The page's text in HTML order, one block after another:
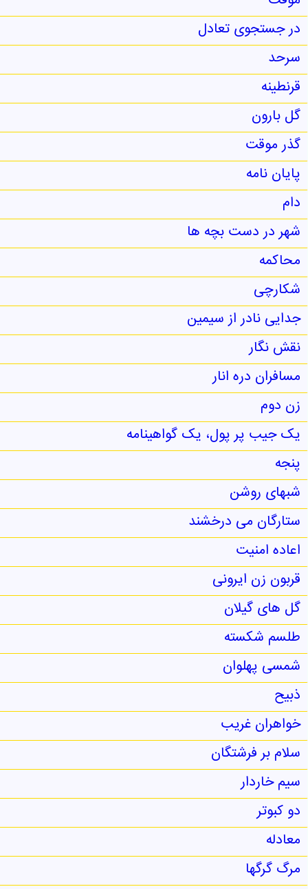
در جستجوی تعادل
سرحد
قرنطینه
گل بارون
گذر موقت
پایان نامه
دام
شهر در دست بچه ها
محاکمه
شکارچی
جدایی نادر از سیمین
نقش نگار
مسافران دره انار
زن دوم
یک جیب پر پول، یک گواهینامه
پنجه
شبهای روشن
ستارگان می درخشند
اعاده امنیت
قربون زن ایرونی
گل های گیلان
طلسم شکسته
شمسی پهلوان
ذبیح
خواهران غریب
سلام بر فرشتگان
سیم خاردار
دو کبوتر
معادله
مرگ گرگها